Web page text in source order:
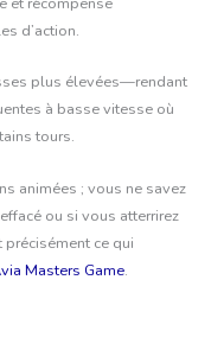
d’action.
plus élevées—rendant
à basse vitesse où
tours.
animées ; vous ne savez
ou si vous atterrirez
ce qui
Masters Game.